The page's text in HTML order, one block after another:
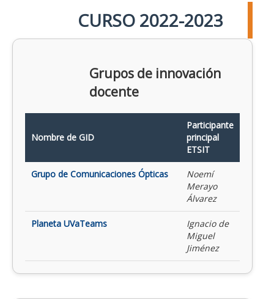
CURSO 2022-2023
Grupos de innovación
docente
Nombre de GID
Participante
principal
ETSIT
Grupo de Comunicaciones Ópticas
Noemí
Merayo
Álvarez
Planeta UVaTeams
Ignacio de
Miguel
Jiménez